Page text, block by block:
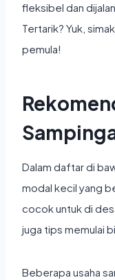
fleksibel dan
Tertarik? Yuk, simak
pemula!
Dalam daftar di
modal kecil yang
cocok untuk di
juga tips memulai
Beberapa usaha